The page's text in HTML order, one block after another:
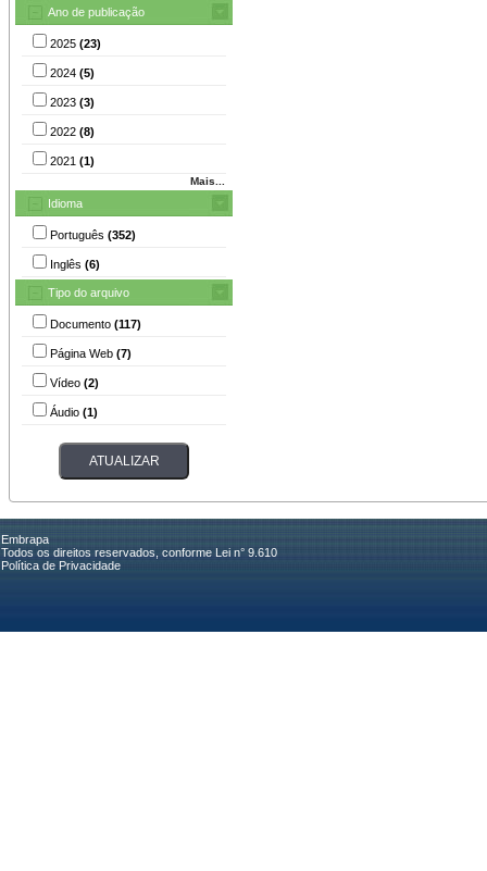
Ano de publicação
2025 (23)
2024 (5)
2023 (3)
2022 (8)
2021 (1)
Mais...
Idioma
Português (352)
Inglês (6)
Tipo do arquivo
Documento (117)
Página Web (7)
Vídeo (2)
Áudio (1)
Embrapa
Todos os direitos reservados, conforme Lei n° 9.610
Política de Privacidade